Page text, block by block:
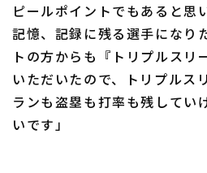
ピールポイントでもあると思
記憶、記録に残る選手になり
トの方からも『トリプルスリ
いただいたので、トリプルス
ランも盗塁も打率も残してい
いです」